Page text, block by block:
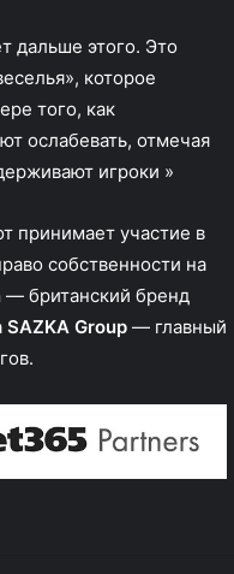
дальше этого. Это
которое
того, как
ослабевать, отмечая
игроки »
принимает участие в
собственности на
— британский бренд
SAZKA Group — главный